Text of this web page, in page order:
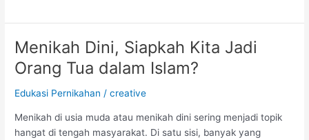
Menikah Dini, Siapkah Kita Jadi
Orang Tua dalam Islam?
Edukasi Pernikahan /creative
Menikah di usia muda atau menikah dini sering menjadi topik
hangat di tengah masyarakat. Di satu sisi, banyak yang
Menikah
Dini,
Siapkah
Kita
Orang
Tua